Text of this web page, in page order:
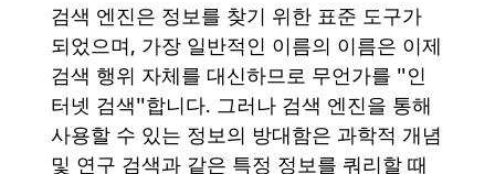
검색 엔진은 정보를 찾기 위한 표준 도구가
되었으며, 가장 일반적인 이름의 이름은 이제
검색 행위 자체를 대신하므로 무언가를 "인
터넷 검색"합니다. 그러나 검색 엔진을 통해
사용할 수 있는 정보의 방대함은 과학적 개념
및 연구 검색과 같은 특정 정보를 쿼리할 때